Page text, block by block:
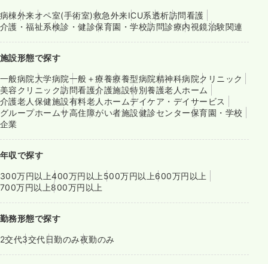
病棟外来オペ室(手術室)救急外来ICU系透析訪問看護
介護・福祉系検診・健診保育園・学校訪問診療内視鏡治験関連
施設形態で探す
一般病院大学病院一般＋療養療養型病院精神科病院クリニック
美容クリニック訪問看護介護施設特別養護老人ホーム
介護老人保健施設有料老人ホームデイケア・デイサービス
グループホームサ高住障がい者施設健診センター保育園・学校
企業
年収で探す
300万円以上400万円以上 500万円以上600万円以上
700万円以上800万円以上
勤務形態で探す
2交代3交代日勤のみ夜勤のみ